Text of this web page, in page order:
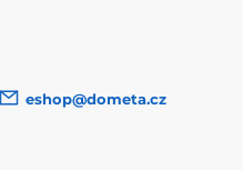
eshop@dometa.cz